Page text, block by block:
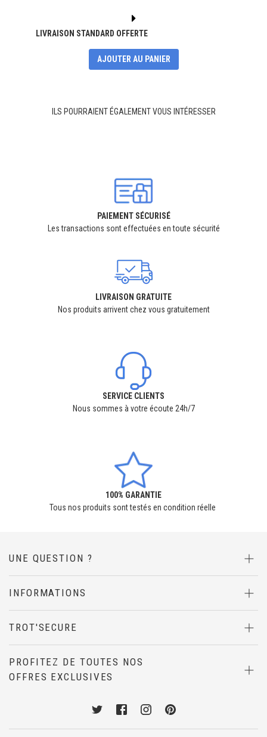
LIVRAISON STANDARD OFFERTE
AJOUTER AU PANIER
ILS POURRAIENT ÉGALEMENT VOUS INTÉRESSER
PAIEMENT SÉCURISÉ
Les transactions sont effectuées en toute sécurité
LIVRAISON GRATUITE
Nos produits arrivent chez vous gratuitement
SERVICE CLIENTS
Nous sommes à votre écoute 24h/7
100% GARANTIE
Tous nos produits sont testés en condition réelle
UNE QUESTION ?
INFORMATIONS
TROT'SECURE
PROFITEZ DE TOUTES NOS
OFFRES EXCLUSIVES